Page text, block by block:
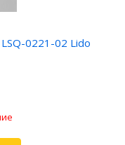
0221-02 Lido